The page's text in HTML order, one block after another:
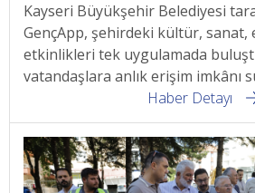
Kayseri Büyükşehir Belediyesi
GençApp, şehirdeki kültür, sanat,
etkinlikleri tek uygulamada
vatandaşlara anlık erişim imkânı
Haber Detayı